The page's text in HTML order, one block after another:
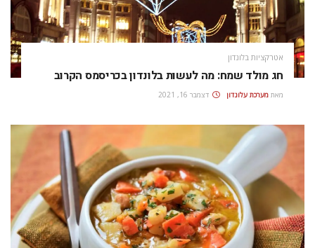
אטרקציות בלונדון
חג מולד שמח: מה לעשות בלונדון בכריסמס הקרוב
מאת מערכת עלונדון דצמבר 16, 2021